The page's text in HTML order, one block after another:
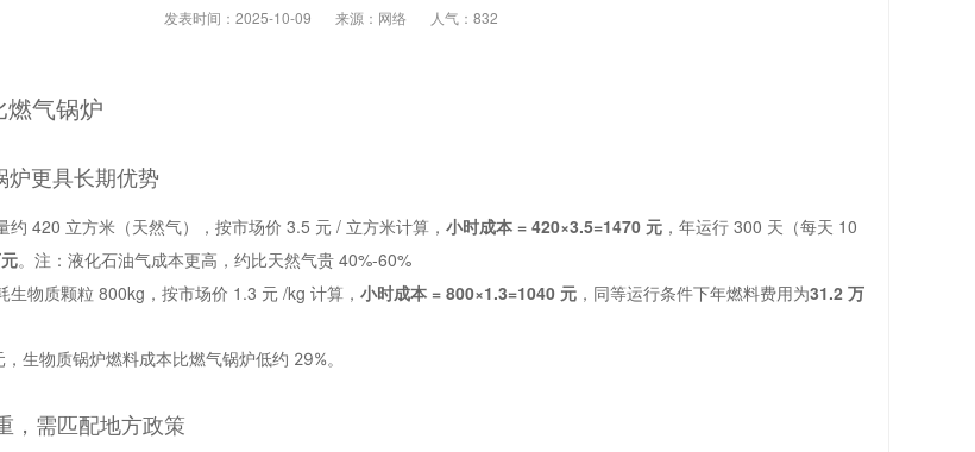
发表时间：2025-10-09 来源：网络 人气： 832
燃气锅炉
炉更具长期优势
约 420 立方米（天然气），按市场价 3.5 元 / 立方米计算， 小时成本 = 420×3.5=1470 元 ，年运行 300 天（每天 10
。 注：液化石油气成本更高，约比天然气贵 40%-60%
生物质颗粒 800kg，按市场价 1.3 元 /kg 计算， 小时成本 = 800×1.3=1040 元 ，同等运行条件下年燃料费用为31.2 万
，生物质锅炉燃料成本比燃气锅炉低约 29%。
，需匹配地方政策